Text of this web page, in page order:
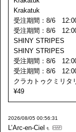
Krakatuk
受注期間：8/6
受注期間：8/6
SHINY STRIPES
SHINY STRIPES
受注期間：8/6
受注期間：8/6
クラカトゥクミリ
¥49
2026/08/05 00:56:31
L’Arc-en-Ciel